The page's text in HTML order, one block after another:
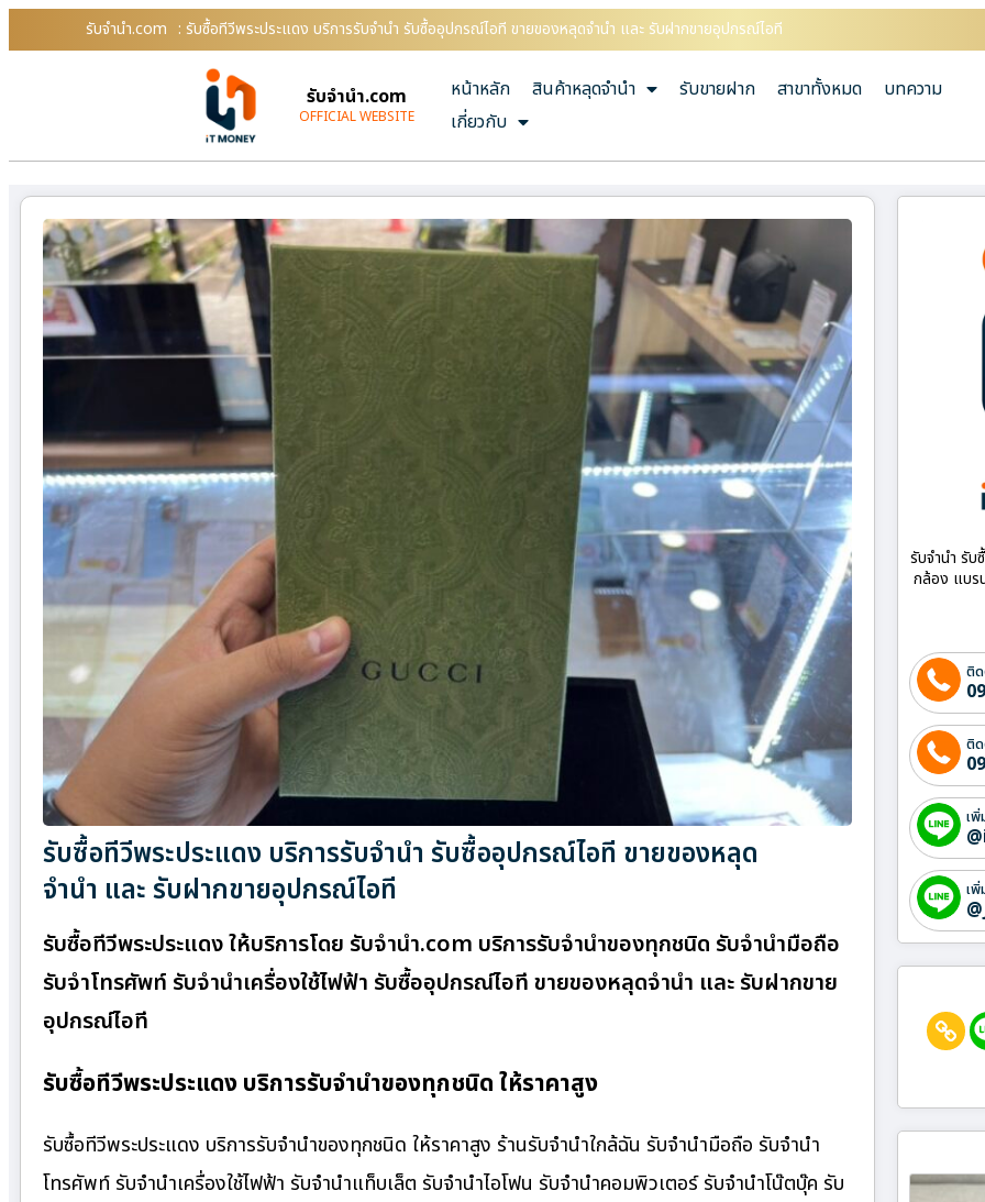
รับจํานํา.com : รับซื้อทีวีพระประแดง บริการรับจำนำ รับซื้ออุปกรณ์ไอที ขายของหลุดจำนำ และ รับฝากขายอุปกรณ์ไอที
รับจํานํา.com
OFFICIAL WEBSITE
หน้าหลัก สินค้าหลุดจำนำ รับขายฝาก สาขาทั้งหมด
บทความ
เกี่ยวกับ
รับซื้อทีวีพระประแดง บริการรับจำนำ รับซื้ออุปกรณ์ไอที ขายของหลุด
จำนำ และ รับฝากขายอุปกรณ์ไอที
รับซื้อทีวีพระประแดง ให้บริการโดย รับจํานํา.com บริการรับจำนำของทุกชนิด รับจำนำมือถือ
รับจำโทรศัพท์ รับจำนำเครื่องใช้ไฟฟ้า รับซื้ออุปกรณ์ไอที ขายของหลุดจำนำ และ รับฝากขาย
อุปกรณ์ไอที
รับซื้อทีวีพระประแดง บริการรับจำนำของทุกชนิด ให้ราคาสูง
รับซื้อทีวีพระประแดง บริการรับจำนำของทุกชนิด ให้ราคาสูง ร้านรับจํานําใกล้ฉัน รับจำนำมือถือ รับจำนำ
โทรศัพท์ รับจำนำเครื่องใช้ไฟฟ้า รับจำนำแท็บเล็ต รับจำนำไอโฟน รับจำนำคอมพิวเตอร์ รับจำนำโน๊ตบุ๊ค รับ
รับจำนำ รั
กล้อง แบร
ติ
ติ
เ
เ